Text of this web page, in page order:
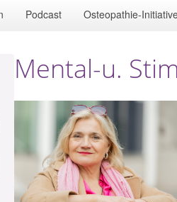
Podcast Osteopathie-
Mental-u.